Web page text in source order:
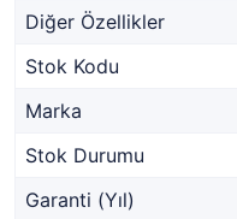
Diğer Özellikler
Stok Kodu
Marka
Stok Durumu
Garanti (Yıl)